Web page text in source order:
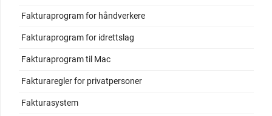
Fakturaprogram for håndverkere
Fakturaprogram for idrettslag
Fakturaprogram til Mac
Fakturaregler for privatpersoner
Fakturasystem